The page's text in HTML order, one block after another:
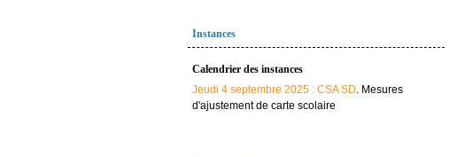
Instances
Calendrier des instances
Jeudi 4 septembre 2025 : CSA SD. Mesures
d'ajustement de carte scolaire